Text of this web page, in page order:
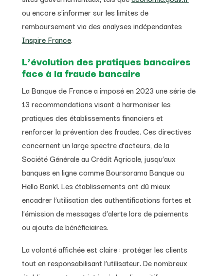
ou encore s’informer sur les limites de
remboursement via des analyses indépendantes
Inspire France.
L’évolution des pratiques bancaires
face à la fraude bancaire
La Banque de France a imposé en 2023 une série de
13 recommandations visant à harmoniser les
pratiques des établissements financiers et
renforcer la prévention des fraudes. Ces directives
concernent un large spectre d’acteurs, de la
Société Générale au Crédit Agricole, jusqu’aux
banques en ligne comme Boursorama Banque ou
Hello Bank!. Les établissements ont dû mieux
encadrer l’utilisation des authentifications fortes et
l’émission de messages d’alerte lors de paiements
ou ajouts de bénéficiaires.
La volonté affichée est claire : protéger les clients
tout en responsabilisant l’utilisateur. De nombreux